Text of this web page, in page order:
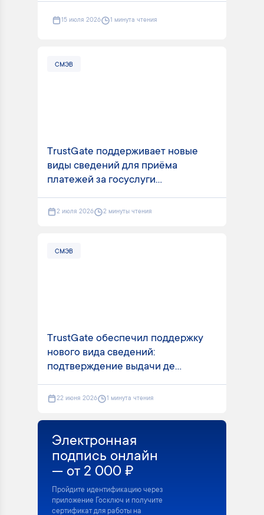
15 июля 2026 1 минута чтения
СМЭВ
TrustGate поддерживает новые
виды сведений для приёма
платежей за госуслуги...
2 июля 2026 2 минуты чтения
СМЭВ
TrustGate обеспечил поддержку
нового вида сведений:
подтверждение выдачи де...
22 июня 2026 1 минута чтения
Электронная
подпись онлайн
— от 2 000 ₽
Пройдите идентификацию через
приложение Госключ и получите
сертификат для работы на